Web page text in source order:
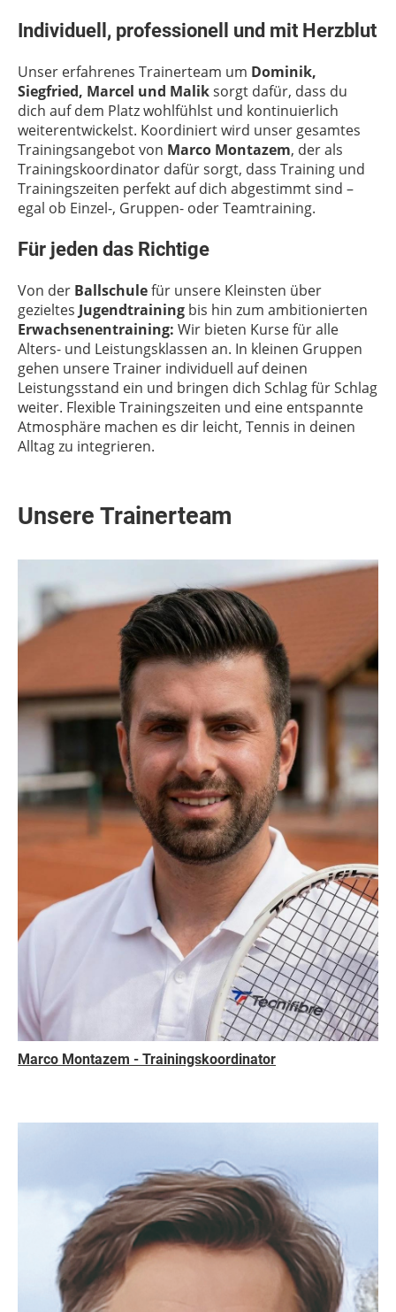
Individuell, professionell und mit Herzblut
Unser erfahrenes Trainerteam um Dominik,
Siegfried, Marcel und Maliksorgt dafür, dass du
dich auf dem Platz wohlfühlst und kontinuierlich
weiterentwickelst. Koordiniert wird unser gesamtes
Trainingsangebot von Marco Montazem, der als
Trainingskoordinator dafür sorgt, dass Training und
Trainingszeiten perfekt auf dich abgestimmt sind –
egal ob Einzel-, Gruppen- oder Teamtraining.
Für jeden das Richtige
Von der Ballschulefür unsere Kleinsten über
gezieltes Jugendtraining bis hin zum ambitionierten
Erwachsenentraining: Wir bieten Kurse für alle
Alters- und Leistungsklassen an. In kleinen Gruppen
gehen unsere Trainer individuell auf deinen
Leistungsstand ein und bringen dich Schlag für Schlag
weiter. Flexible Trainingszeiten und eine entspannte
Atmosphäre machen es dir leicht, Tennis in deinen
Alltag zu integrieren.
Unsere Trainerteam
Marco Montazem - Trainingskoordinator